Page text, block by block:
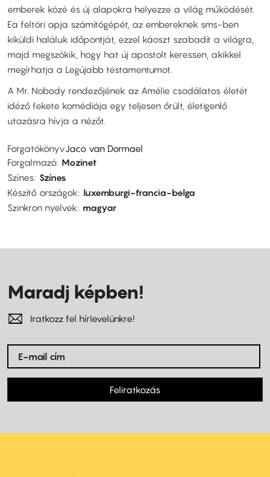
emberek közé és új alapokra helyezze a világ működését.
Ea feltöri apja számítógépét, az embereknek sms-ben
kiküldi haláluk időpontját, ezzel káoszt szabadít a világra,
majd megszökik, hogy hat új apostolt keressen, akikkel
megírhatja a Legújabb testamentumot.
A Mr. Nobody rendezőjének az Amélie csodálatos életét
idéző fekete komédiája egy teljesen őrült, életigenlő
utazásra hívja a nézőt.
ForgatókönyvJaco van Dormael
Forgalmazó Mozinet
Színes Színes
Készítő országok
luxemburgi-francia-belga
Szinkron nyelvek
magyar
Maradj képben!
Iratkozz fel hírlevelünkre!
Feliratkozás